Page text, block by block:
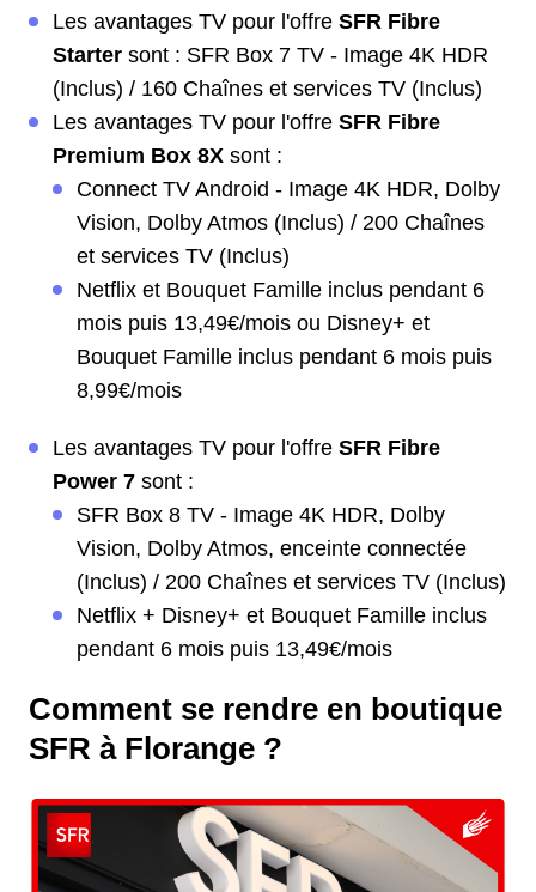
Les avantages TV pour l'offre SFR Fibre
Starter sont : SFR Box 7 TV - Image 4K HDR
(Inclus) / 160 Chaînes et services TV (Inclus)
Les avantages TV pour l'offre SFR Fibre
Premium Box 8X sont :
Connect TV Android - Image 4K HDR, Dolby
Vision, Dolby Atmos (Inclus) / 200 Chaînes
et services TV (Inclus)
Netflix et Bouquet Famille inclus pendant 6
mois puis 13,49€/mois ou Disney+ et
Bouquet Famille inclus pendant 6 mois puis
8,99€/mois
Les avantages TV pour l'offre SFR Fibre
Power 7 sont :
SFR Box 8 TV - Image 4K HDR, Dolby
Vision, Dolby Atmos, enceinte connectée
(Inclus) / 200 Chaînes et services TV (Inclus)
Netflix + Disney+ et Bouquet Famille inclus
pendant 6 mois puis 13,49€/mois
Comment se rendre en boutique
SFR à Florange ?